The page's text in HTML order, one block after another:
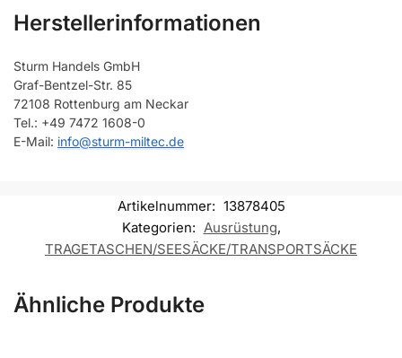
Herstellerinformationen
Sturm Handels GmbH
Graf-Bentzel-Str. 85
72108 Rottenburg am Neckar
Tel.: +49 7472 1608-0
E-Mail: info@sturm-miltec.de
Artikelnummer: 13878405
Kategorien: Ausrüstung,
TRAGETASCHEN/SEESÄCKE/TRANSPORTSÄCKE
Ähnliche Produkte